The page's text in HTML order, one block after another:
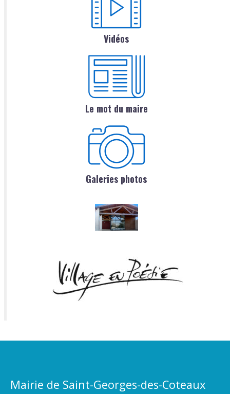
Vidéos
Le mot du maire
Galeries photos
Mairie de Saint-Georges-des-Coteaux